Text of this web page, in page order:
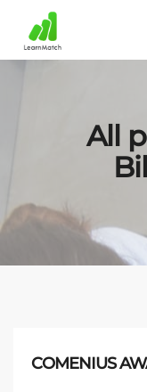
All
COMENIUS